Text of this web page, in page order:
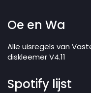
Oe en Wa
Alle uisregels van
diskleemer V4.11
Spotify lijst